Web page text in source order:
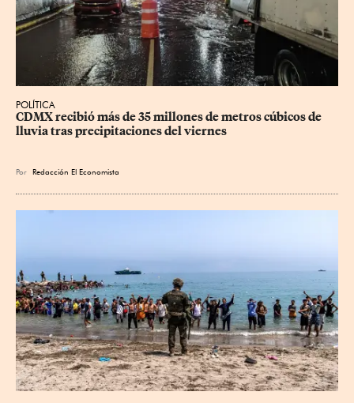
POLÍTICA
CDMX recibió más de 35 millones de metros cúbicos de
lluvia tras precipitaciones del viernes
Por Redacción El Economista